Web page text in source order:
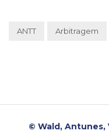
ANTT Arbitragem
© Wald,